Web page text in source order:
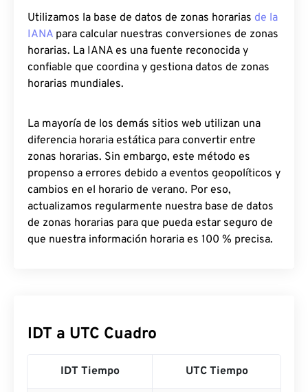
Utilizamos la base de datos de zonas horarias de la
IANA para calcular nuestras conversiones de zonas
horarias. La IANA es una fuente reconocida y
confiable que coordina y gestiona datos de zonas
horarias mundiales.
La mayoría de los demás sitios web utilizan una
diferencia horaria estática para convertir entre
zonas horarias. Sin embargo, este método es
propenso a errores debido a eventos geopolíticos y
cambios en el horario de verano. Por eso,
actualizamos regularmente nuestra base de datos
de zonas horarias para que pueda estar seguro de
que nuestra información horaria es 100 % precisa.
IDT a UTC Cuadro
IDT Tiempo UTC Tiempo